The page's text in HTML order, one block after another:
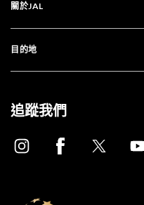
關於JAL
目的地
追蹤我們